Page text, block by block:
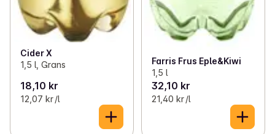
Cider X
1,5 l, Grans
18,10 kr
12,07 kr /l
Farris Frus Eple&Kiwi
1,5 l
32,10 kr
21,40 kr /l